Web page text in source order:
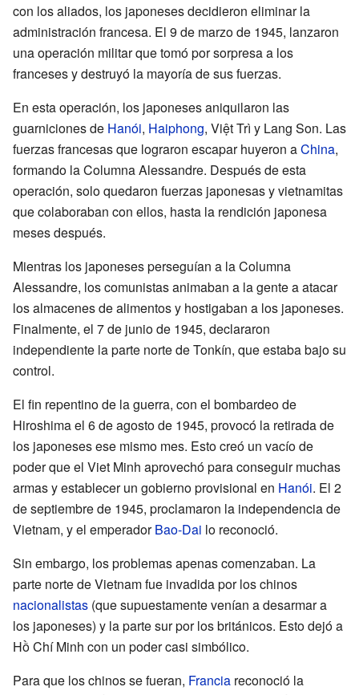
con los aliados, los japoneses decidieron eliminar la
administración francesa. El 9 de marzo de 1945, lanzaron
una operación militar que tomó por sorpresa a los
franceses y destruyó la mayoría de sus fuerzas.
En esta operación, los japoneses aniquilaron las
guarniciones de Hanói, Haiphong, Việt Trì y Lang Son. Las
fuerzas francesas que lograron escapar huyeron aChina,
formando la Columna Alessandre. Después de esta
operación, solo quedaron fuerzas japonesas y vietnamitas
que colaboraban con ellos, hasta la rendición japonesa
meses después.
Mientras los japoneses perseguían a la Columna
Alessandre, los comunistas animaban a la gente a atacar
los almacenes de alimentos y hostigaban a los japoneses.
Finalmente, el 7 de junio de 1945, declararon
independiente la parte norte de Tonkín, que estaba bajo su
control.
El fin repentino de la guerra, con el bombardeo de
Hiroshima el 6 de agosto de 1945, provocó la retirada de
los japoneses ese mismo mes. Esto creó un vacío de
poder que el Viet Minh aprovechó para conseguir muchas
armas y establecer un gobierno provisional en Hanói. El 2
de septiembre de 1945, proclamaron la independencia de
Vietnam, y el emperadorBao-Dai lo reconoció.
Sin embargo, los problemas apenas comenzaban. La
parte norte de Vietnam fue invadida por los chinos
nacionalistas (que supuestamente venían a desarmar a
los japoneses) y la parte sur por los británicos. Esto dejó a
Hồ Chí Minh con un poder casi simbólico.
Para que los chinos se fueran, Francia reconoció la